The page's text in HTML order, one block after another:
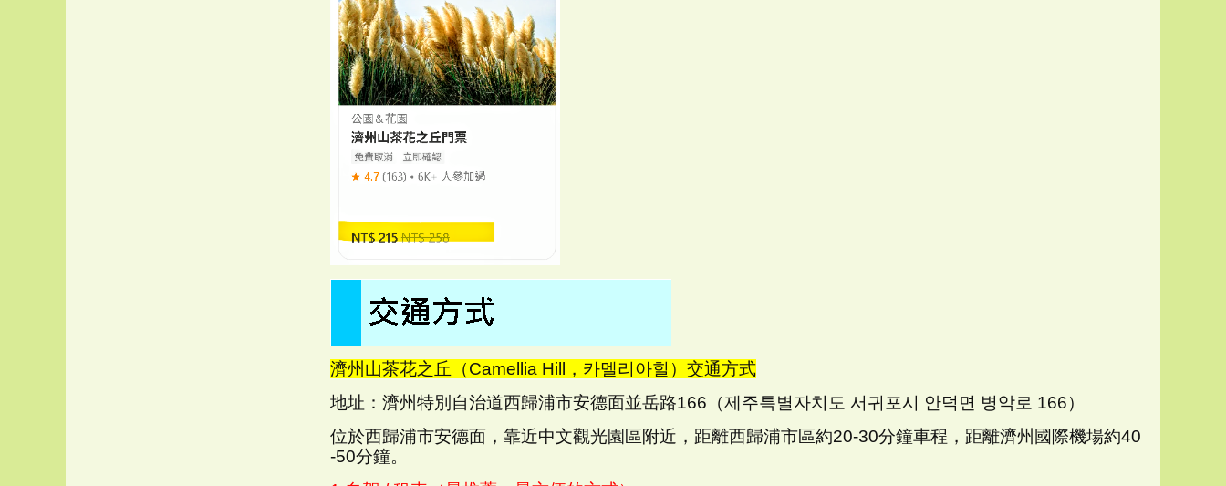
濟州山茶花之丘（Camellia Hill，카멜리아힐）交通方式
地址：濟州特別自治道西歸浦市安德面並岳路166（제주특별자치도 서귀포시 안덕면 병악로 166）
位於西歸浦市安德面，靠近中文觀光園區附近，距離西歸浦市區約20-30分鐘車程，距離濟州國際機場約40
-50分鐘。